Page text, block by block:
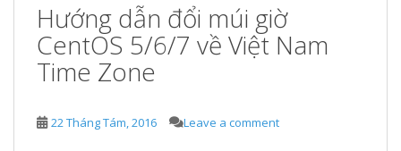
Hướng dẫn đổi múi giờ
CentOS 5/6/7 về Việt Nam
Time Zone
22 Tháng Tám, 2016 Leave a comment